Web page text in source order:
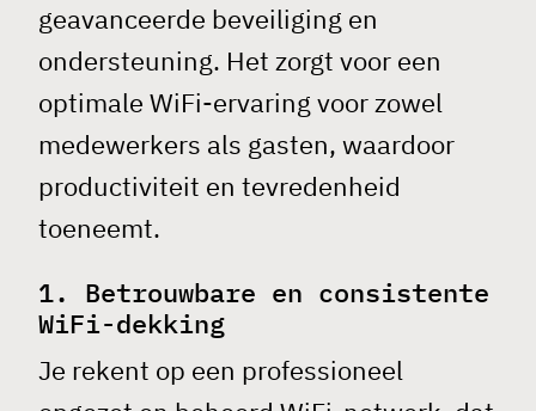
geavanceerde beveiliging en
ondersteuning. Het zorgt voor een
optimale WiFi-ervaring voor zowel
medewerkers als gasten, waardoor
productiviteit en tevredenheid
toeneemt.
1. Betrouwbare en consistente
WiFi-dekking
Je rekent op een professioneel